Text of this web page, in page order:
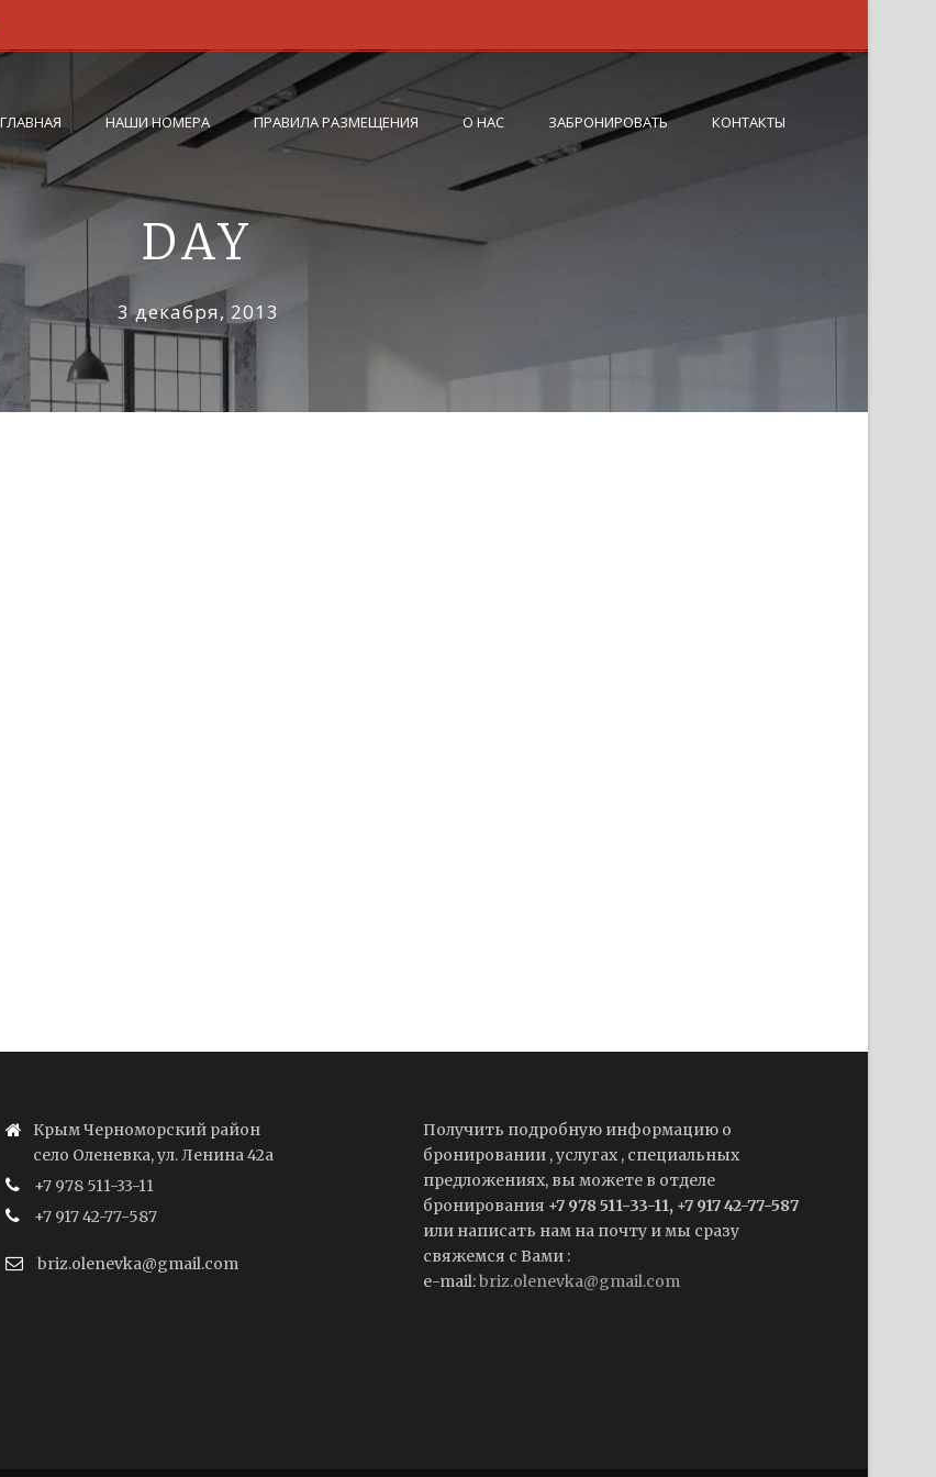
ГЛАВНАЯ НАШИ НОМЕРА ПРАВИЛА РАЗМЕЩЕНИЯ О НАС ЗАБРОНИРОВАТЬ КОНТАКТЫ
DAY
3 декабря, 2013
Крым Черноморский район
село Оленевка, ул. Ленина 42а
+7 978 511-33-11
+7 917 42-77-587
briz.olenevka@gmail.com
Получить подробную информацию о
бронировании , услугах , специальных
предложениях, вы можете в отделе
бронирования +7 978 511-33-11, +7 917 42-77-587
или написать нам на почту и мы сразу
свяжемся с Вами :
e-mail:briz.olenevka@gmail.com